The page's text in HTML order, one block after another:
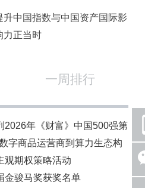
升中国指数与中国资产国际影
力正当时
一周排行
2026年《财富》中国500强第
上升彰显发展韧性
字商品运营商到算力生态构
观期权策略活动
金骏马奖获奖名单